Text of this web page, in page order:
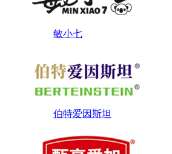
敏小七
伯特爱因斯坦